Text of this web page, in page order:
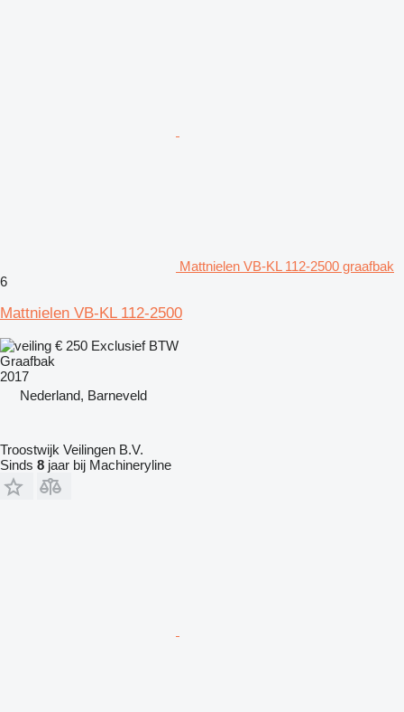
Mattnielen VB-KL 112-2500 graafbak
6
Mattnielen VB-KL 112-2500
€ 250 Exclusief BTW
Graafbak
2017
Nederland, Barneveld
Troostwijk Veilingen B.V.
Sinds 8 jaar bij Machineryline